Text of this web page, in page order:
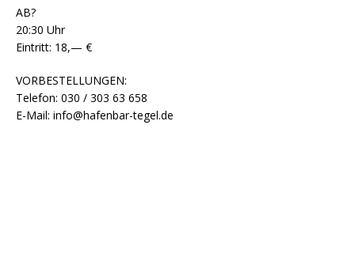
AB?
20:30 Uhr
Eintritt: 18,— €
VORBESTELLUNGEN:
Telefon: 030 / 303 63 658
E-Mail: info@hafenbar-tegel.de